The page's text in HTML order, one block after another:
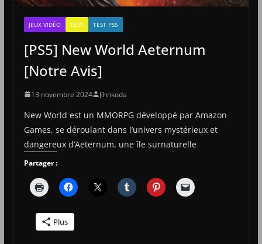
JEUX VIDÉO TEST TEST PS5
[PS5] New World Aeternum
[Notre Avis]
13 novembre 2024 Jihnkoda
New World est un MMORPG développé par Amazon
Games, se déroulant dans l’univers mystérieux et
dangereux d’Aeternum, une île surnaturelle
Partager :
Plus